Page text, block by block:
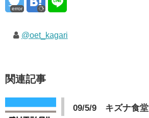
error
@oet_kagari
関連記事
09/5/9 キズナ食堂